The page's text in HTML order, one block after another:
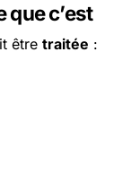
que c’est
être traitée :